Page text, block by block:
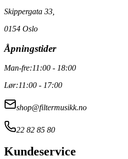
Skippergata 33,
0154 Oslo
Åpningstider
Man-fre:11:00 - 18:00
Lør:11:00 - 17:00
shop@filtermusikk.no
22 82 85 80
Kundeservice